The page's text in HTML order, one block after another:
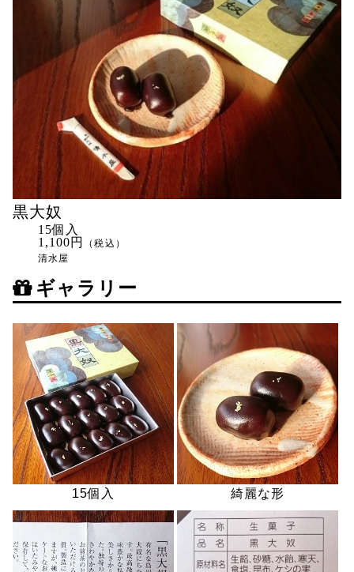
黒大奴
15個入
1,100円
（税込）
清水屋
ギャラリー
15個入 綺麗な形